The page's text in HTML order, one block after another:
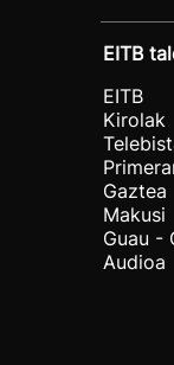
EITB
EITB
Kirolak
Gaztea
Makusi
Guau -
Audioa